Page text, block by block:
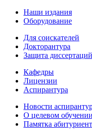
Наши издания
Оборудование
Для соискателей
Докторантура
Защита диссертаций
Кафедры
Лицензии
Аспирантура
Новости
О целевом обучении
Памятка